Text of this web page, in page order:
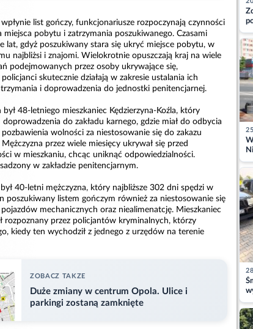
list gończy, funkcjonariusze rozpoczynają czynności
miejsca pobytu i zatrzymania poszukiwanego. Czasami
lat, gdyż poszukiwany stara się ukryć miejsce pobytu, w
najbliżsi i znajomi. Wielokrotnie opuszczają kraj na wiele
podejmowanych przez osoby ukrywające się,
skutecznie działają w zakresie ustalania ich
i doprowadzenia do jednostki penitencjarnej.
48-letniego mieszkaniec Kędzierzyna-Koźla, który
do zakładu karnego, gdzie miał do odbycia
wolności za niestosowanie się do zakazu
przez wiele miesięcy ukrywał się przed
w mieszkaniu, chcąc uniknąć odpowiedzialności.
w zakładzie penitencjarnym.
40-letni mężczyzna, który najbliższe 302 dni spędzi w
poszukiwany listem gończym również za niestosowanie się
mechanicznych oraz niealimenatcję. Mieszkaniec
rozpoznany przez policjantów kryminalnych, którzy
kiedy ten wychodził z jednego z urzędów na terenie
ZOBACZ TAKZE
Duże zmiany w centrum Opola. Ulice i
parkingi zostaną zamknięte
z